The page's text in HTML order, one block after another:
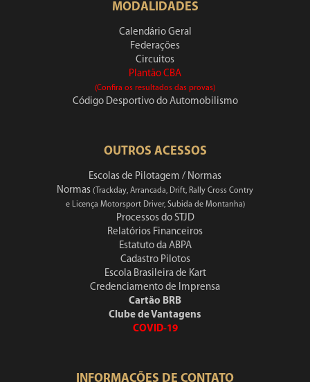
MODALIDADES
Calendário Geral
Federações
Circuitos
Plantão CBA
(Confira os resultados das provas)
Código Desportivo do Automobilismo
OUTROS ACESSOS
Escolas de Pilotagem / Normas
Normas (Trackday, Arrancada, Drift, Rally Cross Contry
e Licença Motorsport Driver, Subida de Montanha)
Processos do STJD
Relatórios Financeiros
Estatuto da ABPA
Cadastro Pilotos
Escola Brasileira de Kart
Credenciamento de Imprensa
Cartão BRB
Clube de Vantagens
COVID-19
INFORMAÇÕES DE CONTATO